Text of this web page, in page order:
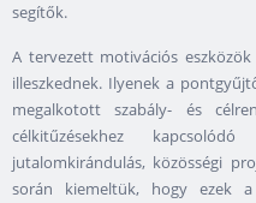
segítők.
A tervezett motivációs
illeszkednek. Ilyenek a
megalkotott szabály- és
célkitűzésekhez
jutalomkirándulás, közösségi
során kiemeltük, hogy ezek